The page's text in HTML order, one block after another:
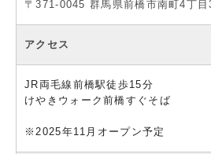
〒371-0045 群馬県前橋市南町4丁⽬
アクセス
JR両毛線前橋駅徒歩15分
けやきウォーク前橋すぐそば
※2025年11月オープン予定